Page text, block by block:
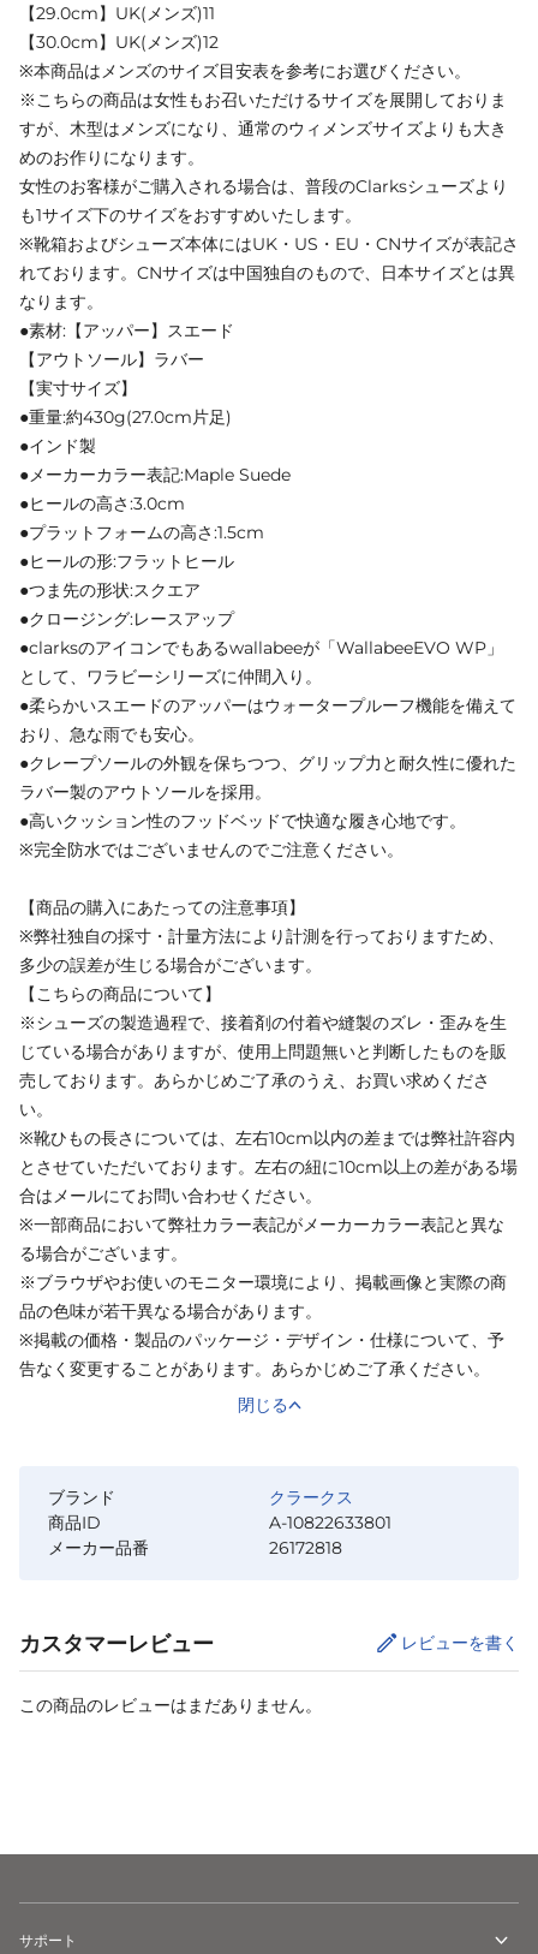
【29.0cm】UK(メンズ)11
【30.0cm】UK(メンズ)12
※本商品はメンズのサイズ目安表を参考にお選びください。
※こちらの商品は女性もお召いただけるサイズを展開しておりま
すが、木型はメンズになり、通常のウィメンズサイズよりも大き
めのお作りになります。
女性のお客様がご購入される場合は、普段のClarksシューズより
も1サイズ下のサイズをおすすめいたします。
※靴箱およびシューズ本体にはUK・US・EU・CNサイズが表記さ
れております。CNサイズは中国独自のもので、日本サイズとは異
なります。
●素材:【アッパー】スエード
【アウトソール】ラバー
【実寸サイズ】
●重量:約430g(27.0cm片足)
●インド製
●メーカーカラー表記:Maple Suede
●ヒールの高さ:3.0cm
●プラットフォームの高さ:1.5cm
●ヒールの形:フラットヒール
●つま先の形状:スクエア
●クロージング:レースアップ
●clarksのアイコンでもあるwallabeeが「WallabeeEVO WP」
として、ワラビーシリーズに仲間入り。
●柔らかいスエードのアッパーはウォータープルーフ機能を備えて
おり、急な雨でも安心。
●クレープソールの外観を保ちつつ、グリップ力と耐久性に優れた
ラバー製のアウトソールを採用。
●高いクッション性のフッドベッドで快適な履き心地です。
※完全防水ではございませんのでご注意ください。
【商品の購入にあたっての注意事項】
※弊社独自の採寸・計量方法により計測を行っておりますため、
多少の誤差が生じる場合がございます。
【こちらの商品について】
※シューズの製造過程で、接着剤の付着や縫製のズレ・歪みを生
じている場合がありますが、使用上問題無いと判断したものを販
売しております。あらかじめご了承のうえ、お買い求めくださ
い。
※靴ひもの長さについては、左右10cm以内の差までは弊社許容内
とさせていただいております。左右の紐に10cm以上の差がある場
合はメールにてお問い合わせください。
※一部商品において弊社カラー表記がメーカーカラー表記と異な
る場合がございます。
※ブラウザやお使いのモニター環境により、掲載画像と実際の商
品の色味が若干異なる場合があります。
※掲載の価格・製品のパッケージ・デザイン・仕様について、予
告なく変更することがあります。あらかじめご了承ください。
閉じる
ブランド
クラークス
商品ID
A-10822633801
メーカー品番
26172818
カスタマーレビュー レビューを書く
この商品のレビューはまだありません。
サポート